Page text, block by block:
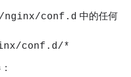
conf.d 中的任何
conf.d/*